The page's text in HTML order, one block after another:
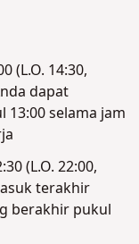
(L.O. 14:30,
dapat
selama jam
(L.O. 22:00,
terakhir
berakhir pukul